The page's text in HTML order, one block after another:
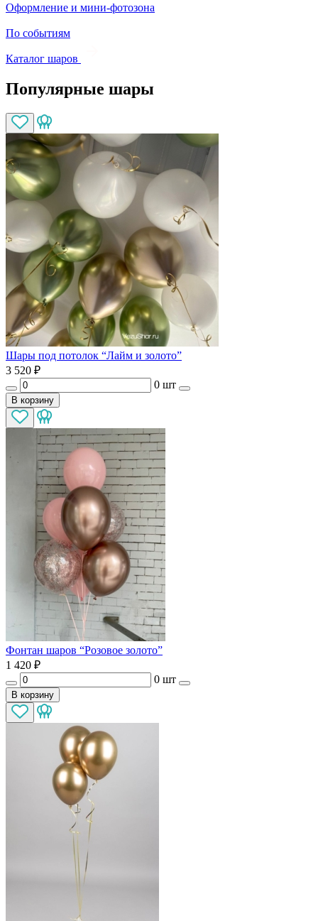
Оформление и мини‑фотозона
По событиям
Каталог шаров
Популярные шары
Шары под потолок “Лайм и золото”
3 520 ₽
0 шт
В корзину
Фонтан шаров “Розовое золото”
1 420 ₽
0 шт
В корзину